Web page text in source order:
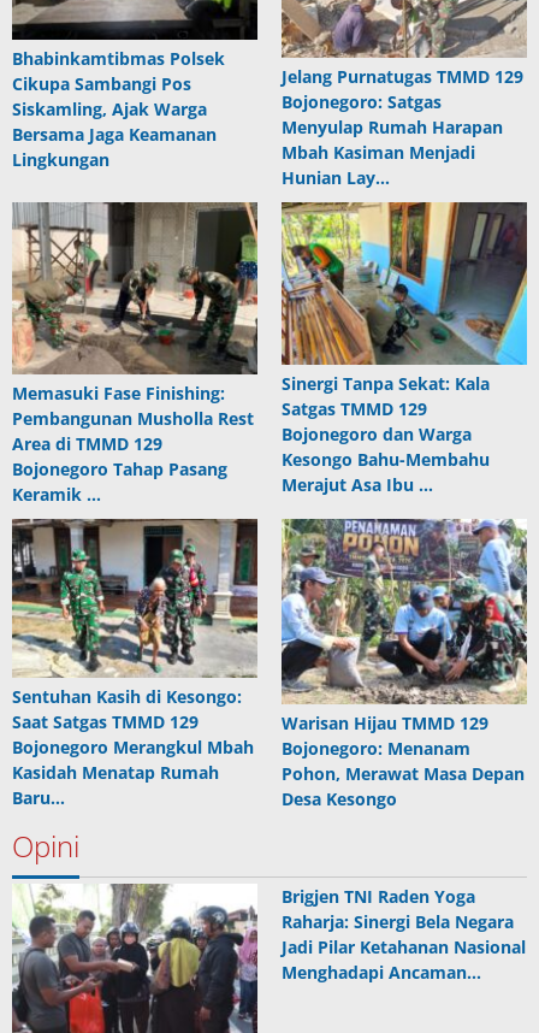
Bhabinkamtibmas Polsek
Cikupa Sambangi Pos
Siskamling, Ajak Warga
Bersama Jaga Keamanan
Lingkungan
Jelang Purnatugas TMMD 129
Bojonegoro: Satgas
Menyulap Rumah Harapan
Mbah Kasiman Menjadi
Hunian Lay…
Memasuki Fase Finishing:
Pembangunan Musholla Rest
Area di TMMD 129
Bojonegoro Tahap Pasang
Keramik …
Sinergi Tanpa Sekat: Kala
Satgas TMMD 129
Bojonegoro dan Warga
Kesongo Bahu-Membahu
Merajut Asa Ibu …
Sentuhan Kasih di Kesongo:
Saat Satgas TMMD 129
Bojonegoro Merangkul Mbah
Kasidah Menatap Rumah
Baru…
Warisan Hijau TMMD 129
Bojonegoro: Menanam
Pohon, Merawat Masa Depan
Desa Kesongo
Opini
Brigjen TNI Raden Yoga
Raharja: Sinergi Bela Negara
Jadi Pilar Ketahanan Nasional
Menghadapi Ancaman…